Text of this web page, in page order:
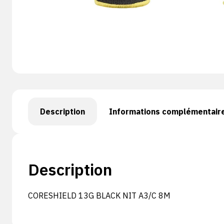
Description Informations
Description
CORESHIELD 13G BLACK NIT A3/C 8M